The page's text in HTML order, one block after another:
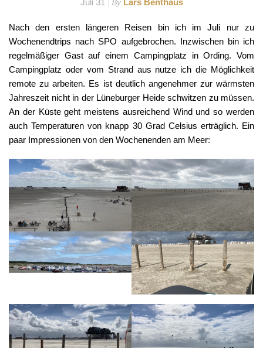
By
Nach den ersten längeren Reisen bin ich im Juli nur zu
Wochenendtrips nach SPO aufgebrochen. Inzwischen bin ich
regelmäßiger Gast auf einem Campingplatz in Ording. Vom
Campingplatz oder vom Strand aus nutze ich die Möglichkeit
remote zu arbeiten. Es ist deutlich angenehmer zur wärmsten
Jahreszeit nicht in der Lüneburger Heide schwitzen zu müssen.
An der Küste geht meistens ausreichend Wind und so werden
auch Temperaturen von knapp 30 Grad Celsius erträglich. Ein
paar Impressionen von den Wochenenden am Meer: